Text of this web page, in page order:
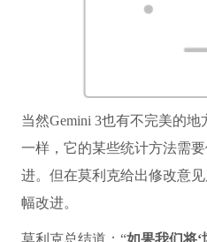
当然Gemini 3也有不完美的
一样，它的某些统计方法需
进。但在莫利克给出修改意
幅改进。
莫利克总结道：“如果我们将‘